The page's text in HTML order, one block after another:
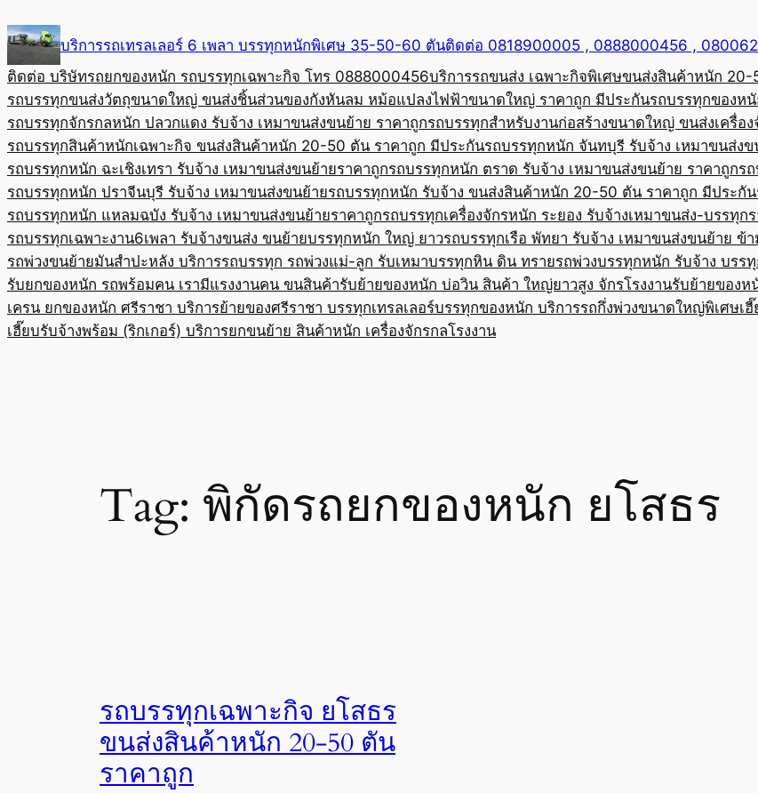
to
content
บริการรถเทรลเลอร์ 6 เพลา บรรทุกหนักพิเศษ 35-50-60 ตันติดต่อ 0818900005 , 0888000456 ,
ติดต่อ บริษัทรถยกของหนัก รถบรรทุกเฉพาะกิจ โทร 0888000456บริการรถขนส่ง เฉพาะกิจพิเศษขนส่งสินค้าหนัก
รถบรรทุกขนส่งวัตถุขนาดใหญ่ ขนส่งชิ้นส่วนของกังหันลม หม้อแปลงไฟฟ้าขนาดใหญ่ ราคาถูก มีประกันรถบรรทุกของหนั
รถบรรทุกจักรกลหนัก ปลวกแดง รับจ้าง เหมาขนส่งขนย้าย ราคาถูกรถบรรทุกสำหรับงานก่อสร้างขนาดใหญ่ ขนส่งเครื่
รถบรรทุกสินค้าหนักเฉพาะกิจ ขนส่งสินค้าหนัก 20-50 ตัน ราคาถูก มีประกันรถบรรทุกหนัก จันทบุรี รับจ้าง เหมาขนส่งข
รถบรรทุกหนัก ฉะเชิงเทรา รับจ้าง เหมาขนส่งขนย้ายราคาถูกรถบรรทุกหนัก ตราด รับจ้าง เหมาขนส่งขนย้าย ราคาถูกร
รถบรรทุกหนัก ปราจีนบุรี รับจ้าง เหมาขนส่งขนย้ายรถบรรทุกหนัก รับจ้าง ขนส่งสินค้าหนัก 20-50 ตัน ราคาถูก มีประกัน
รถบรรทุกหนัก แหลมฉบัง รับจ้าง เหมาขนส่งขนย้ายราคาถูกรถบรรทุกเครื่องจักรหนัก ระยอง รับจ้างเหมาขนส่ง-บรรทุก
รถบรรทุกเฉพาะงาน6เพลา รับจ้างขนส่ง ขนย้ายบรรทุกหนัก ใหญ่ ยาวรถบรรทุกเรือ พัทยา รับจ้าง เหมาขนส่งขนย้าย ข้
รถพ่วงขนย้ายมันสำปะหลัง บริการรถบรรทุก รถพ่วงแม่-ลูก รับเหมาบรรทุกหิน ดิน ทรายรถพ่วงบรรทุกหนัก รับจ้าง บรร
รับยกของหนัก รถพร้อมคน เรามีแรงงานคน ขนสินค้ารับย้ายของหนัก บ่อวิน สินค้า ใหญ่ยาวสูง จักรโรงงานรับย้ายของห
เครน ยกของหนัก ศรีราชา บริการย้ายของศรีราชา บรรทุกเทรลเลอร์บรรทุกของหนัก บริการรถกึ่งพ่วงขนาดใหญ่พิเศษเ
เฮี๊ยบรับจ้างพร้อม (ริกเกอร์) บริการยกขนย้าย สินค้าหนัก เครื่องจักรกลโรงงาน
Tag: พิกัดรถยกของหนัก ยโสธร
รถบรรทุกเฉพาะกิจ ยโสธร
ขนส่งสินค้าหนัก 20-50 ตัน
ราคาถูก